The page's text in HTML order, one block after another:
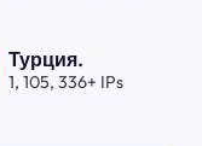
Турция.
1, 105, 336+ IPs